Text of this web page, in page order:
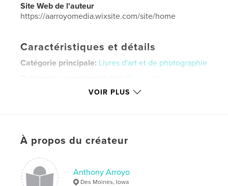
Site Web de l'auteur
https://aarroyomedia.wixsite.com/site/home
Caractéristiques et détails
Catégorie principale: Livres d'art et de photographie
Beaux-arts
Photographie artistique
LangueEnglish
Mots-clés
landscapes , portraits , photography
VOIR PLUS
À propos du créateur
Anthony Arroyo
Des Moines, Iowa